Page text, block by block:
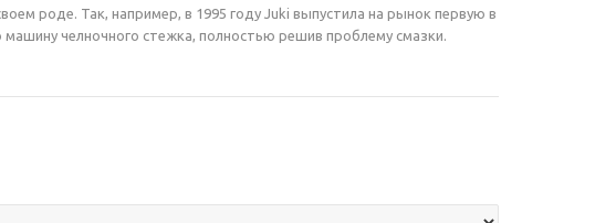
роде. Так, например, в 1995 году Juki выпустила на рынок первую в
челночного стежка, полностью решив проблему смазки.